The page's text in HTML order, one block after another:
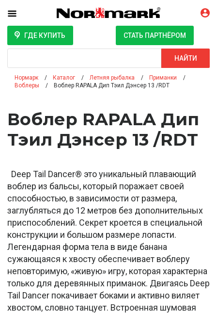
ГДЕ КУПИТЬ СТАТЬ ПАРТНЁРОМ
НАЙТИ
Нормарк Каталог Летняя рыбалка
Приманки
Воблеры
Воблер RAPALA Дип Тэил Дэнсер 13 /RDT
Воблер RAPALA Дип
Тэил Дэнсер 13 /RDT
Deep Tail Dancer® это уникальный плавающий
воблер из бальсы, который поражает своей
способностью, в зависимости от размера,
заглубляться до 12 метров без дополнительных
приспособлений. Секрет кроется в специальной
конструкции и большом размере лопасти.
Легендарная форма тела в виде банана
сужающаяся к хвосту обеспечивает воблеру
неповторимую, «живую» игру, которая характерна
только для деревянных приманок. Двигаясь Deep
Tail Dancer покачивает боками и активно виляет
хвостом, словно танцует. Встроенная шумовая